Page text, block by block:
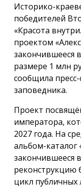
Историко-
победителей
«Красота
проектом
закончившееся
размере 1 млн
сообщила пресс-
заповедника.
Проект
императора,
2027 года. На
альбом-каталог
закончившееся
реконструкцию
цикл публичных